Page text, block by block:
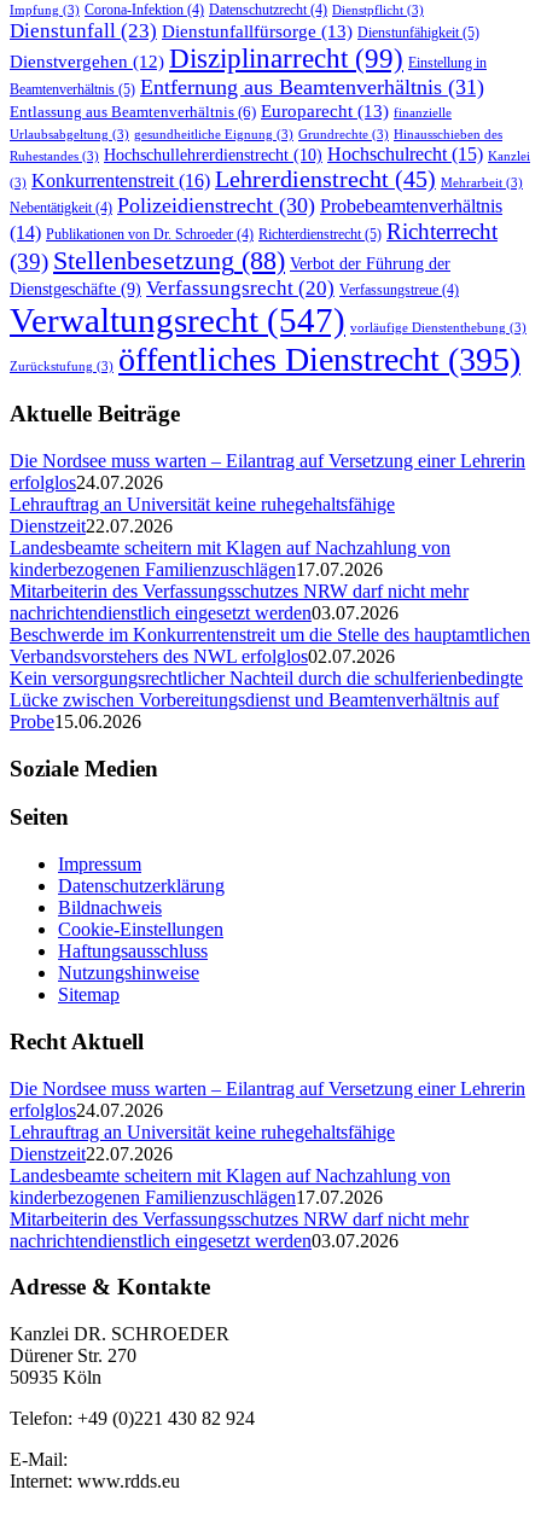
Impfung (3) Corona-Infektion (4) Datenschutzrecht (4) Dienstpflicht (3)
Dienstunfall (23) Dienstunfallfürsorge (13) Dienstunfähigkeit (5)
Dienstvergehen (12) Disziplinarrecht (99) Einstellung in
Beamtenverhältnis (5) Entfernung aus Beamtenverhältnis (31)
Entlassung aus Beamtenverhältnis (6) Europarecht (13) finanzielle
Urlaubsabgeltung (3) gesundheitliche Eignung (3) Grundrechte (3) Hinausschieben des
Ruhestandes (3) Hochschullehrerdienstrecht (10) Hochschulrecht (15) Kanzlei
(3) Konkurrentenstreit (16) Lehrerdienstrecht (45) Mehrarbeit (3)
Nebentätigkeit (4) Polizeidienstrecht (30) Probebeamtenverhältnis
(14) Publikationen von Dr. Schroeder (4) Richterdienstrecht (5) Richterrecht
(39) Stellenbesetzung (88) Verbot der Führung der
Dienstgeschäfte (9) Verfassungsrecht (20) Verfassungstreue (4)
Verwaltungsrecht (547) vorläufige Dienstenthebung (3)
Zurückstufung (3) öffentliches Dienstrecht (395)
Aktuelle Beiträge
Die Nordsee muss warten – Eilantrag auf Versetzung einer Lehrerin
erfolglos24.07.2026
Lehrauftrag an Universität keine ruhegehaltsfähige
Dienstzeit22.07.2026
Landesbeamte scheitern mit Klagen auf Nachzahlung von
kinderbezogenen Familienzuschlägen17.07.2026
Mitarbeiterin des Verfassungsschutzes NRW darf nicht mehr
nachrichtendienstlich eingesetzt werden03.07.2026
Beschwerde im Konkurrentenstreit um die Stelle des hauptamtlichen
Verbandsvorstehers des NWL erfolglos02.07.2026
Kein versorgungsrechtlicher Nachteil durch die schulferienbedingte
Lücke zwischen Vorbereitungsdienst und Beamtenverhältnis auf
Probe15.06.2026
Soziale Medien
Seiten
Impressum
Datenschutzerklärung
Bildnachweis
Cookie-Einstellungen
Haftungsausschluss
Nutzungshinweise
Sitemap
Recht Aktuell
Die Nordsee muss warten – Eilantrag auf Versetzung einer Lehrerin
erfolglos24.07.2026
Lehrauftrag an Universität keine ruhegehaltsfähige
Dienstzeit22.07.2026
Landesbeamte scheitern mit Klagen auf Nachzahlung von
kinderbezogenen Familienzuschlägen17.07.2026
Mitarbeiterin des Verfassungsschutzes NRW darf nicht mehr
nachrichtendienstlich eingesetzt werden03.07.2026
Adresse & Kontakte
Kanzlei DR. SCHROEDER
Dürener Str. 270
50935 Köln
Telefon: +49 (0)221 430 82 924
E-Mail:
Internet: www.rdds.eu